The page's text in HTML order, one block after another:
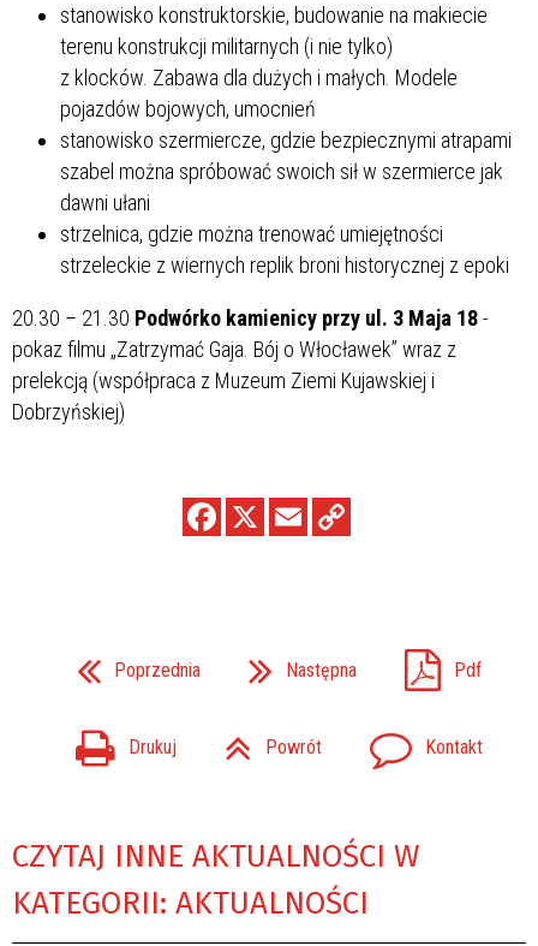
stanowisko konstruktorskie, budowanie na makiecie
terenu konstrukcji militarnych (i nie tylko)
z klocków. Zabawa dla dużych i małych. Modele
pojazdów bojowych, umocnień
stanowisko szermiercze, gdzie bezpiecznymi atrapami
szabel można spróbować swoich sił w szermierce jak
dawni ułani
strzelnica, gdzie można trenować umiejętności
strzeleckie z wiernych replik broni historycznej z epoki
20.30 – 21.30 Podwórko kamienicy przy ul. 3 Maja 18-
pokaz filmu „Zatrzymać Gaja. Bój o Włocławek” wraz z
prelekcją (współpraca z Muzeum Ziemi Kujawskiej i
Dobrzyńskiej)
Poprzednia Następna Pdf
Drukuj Powrót Kontakt
CZYTAJ INNE AKTUALNOŚCI W
KATEGORII: AKTUALNOŚCI